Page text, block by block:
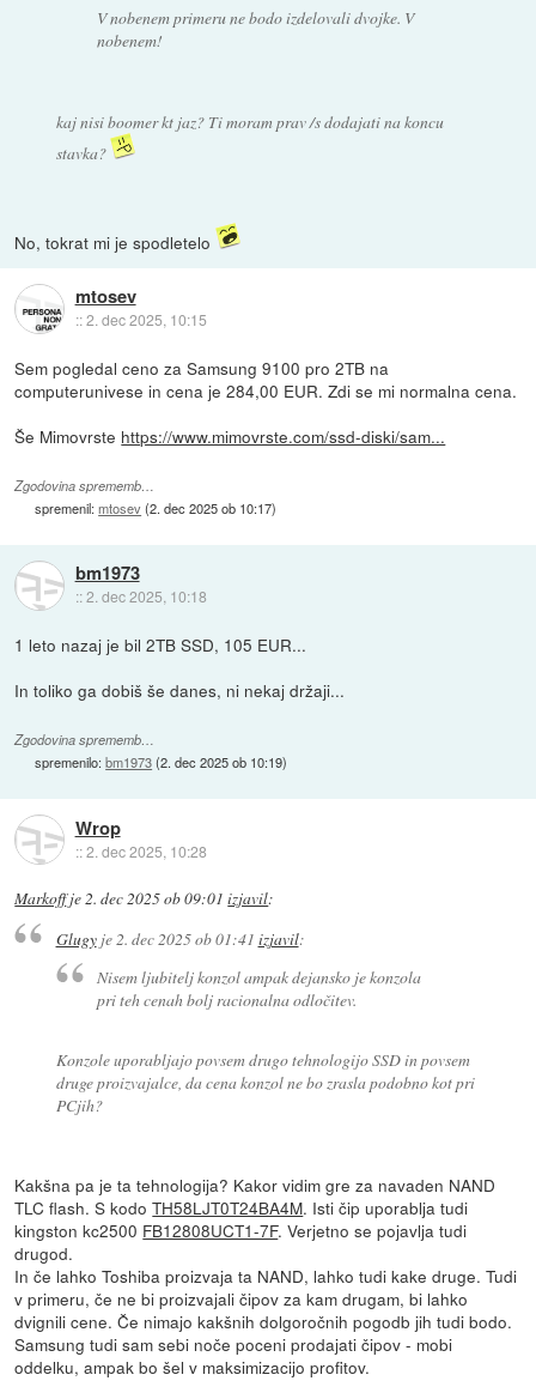
V nobenem primeru ne bodo izdelovali dvojke. V
nobenem!
kaj nisi boomer kt jaz? Ti moram prav /s dodajati na koncu
stavka?
No, tokrat mi je spodletelo
mtosev
::2. dec 2025, 10:15
Sem pogledal ceno za Samsung 9100 pro 2TB na
computerunivese in cena je 284,00 EUR. Zdi se mi normalna cena.
Še Mimovrste https://www.mimovrste.com/ssd-diski/sam...
Zgodovina sprememb…
spremenil:mtosev(2. dec 2025 ob 10:17)
bm1973
::2. dec 2025, 10:18
1 leto nazaj je bil 2TB SSD, 105 EUR...
In toliko ga dobiš še danes, ni nekaj držaji...
Zgodovina sprememb…
spremenilo:bm1973(2. dec 2025 ob 10:19)
Wrop
::2. dec 2025, 10:28
Markoffje2. dec 2025 ob 09:01 izjavil:
Glugyje 2. dec 2025 ob 01:41 izjavil:
Nisem ljubitelj konzol ampak dejansko je konzola
pri teh cenah bolj racionalna odločitev.
Konzole uporabljajo povsem drugo tehnologijo SSD in povsem
druge proizvajalce, da cena konzol ne bo zrasla podobno kot pri
PCjih?
Kakšna pa je ta tehnologija? Kakor vidim gre za navaden NAND
TLC flash. S kodoTH58LJT0T24BA4M. Isti čip uporablja tudi
kingston kc2500 FB12808UCT1-7F. Verjetno se pojavlja tudi
drugod.
In če lahko Toshiba proizvaja ta NAND, lahko tudi kake druge. Tudi
v primeru, če ne bi proizvajali čipov za kam drugam, bi lahko
dvignili cene. Če nimajo kakšnih dolgoročnih pogodb jih tudi bodo.
Samsung tudi sam sebi noče poceni prodajati čipov - mobi
oddelku, ampak bo šel v maksimizacijo profitov.